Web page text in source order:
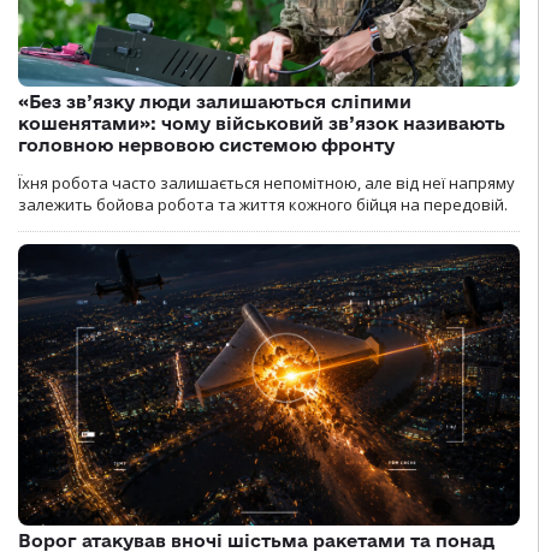
«Без зв’язку люди залишаються сліпими
кошенятами»: чому військовий зв’язок називають
головною нервовою системою фронту
Їхня робота часто залишається непомітною, але від неї напряму
залежить бойова робота та життя кожного бійця на передовій.
Ворог атакував вночі шістьма ракетами та понад